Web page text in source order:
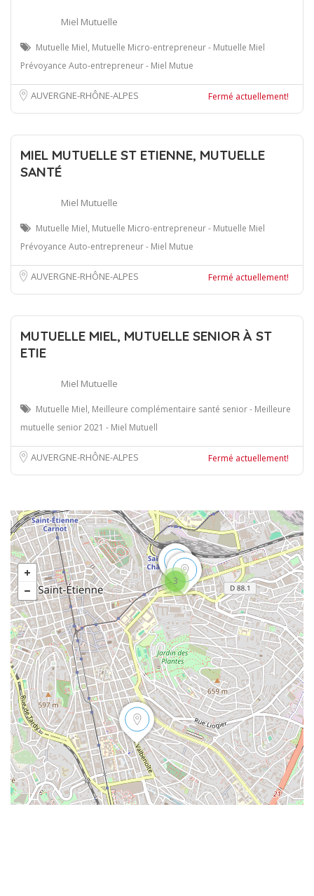
Miel Mutuelle
Mutuelle Miel, Mutuelle Micro-entrepreneur - Mutuelle Miel
Prévoyance Auto-entrepreneur - Miel Mutue
AUVERGNE-RHÔNE-ALPES Fermé actuellement!
MIEL MUTUELLE ST ETIENNE, MUTUELLE
SANTÉ
Miel Mutuelle
Mutuelle Miel, Mutuelle Micro-entrepreneur - Mutuelle Miel
Prévoyance Auto-entrepreneur - Miel Mutue
AUVERGNE-RHÔNE-ALPES Fermé actuellement!
MUTUELLE MIEL, MUTUELLE SENIOR À ST
ETIE
Miel Mutuelle
Mutuelle Miel, Meilleure complémentaire santé senior - Meilleure
mutuelle senior 2021 - Miel Mutuell
AUVERGNE-RHÔNE-ALPES Fermé actuellement!
3